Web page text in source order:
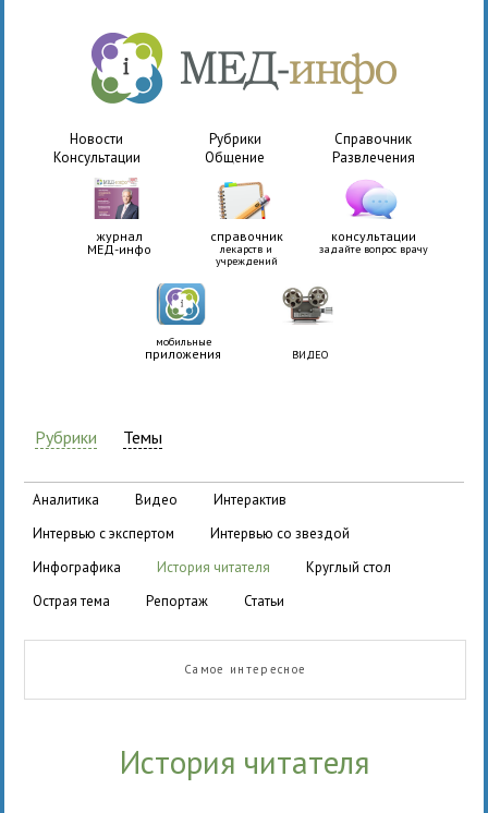
Новости Рубрики
Справочник
Консультации
Общение Развлечения
журнал
МЕД-инфо
справочник
лекарств и
учреждений
консультации
задайте вопрос врачу
мобильные
приложения ВИДЕО
Рубрики Темы
аналитика видео
интерактив
интервью с экспертом
интервью со звездой
инфографика
история читателя
круглый стол
острая тема
репортаж статьи
Самое интересное
история читателя